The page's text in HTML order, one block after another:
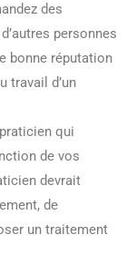
des
personnes
bonne réputation
travail d’un
qui
de vos
devrait
de
un traitement